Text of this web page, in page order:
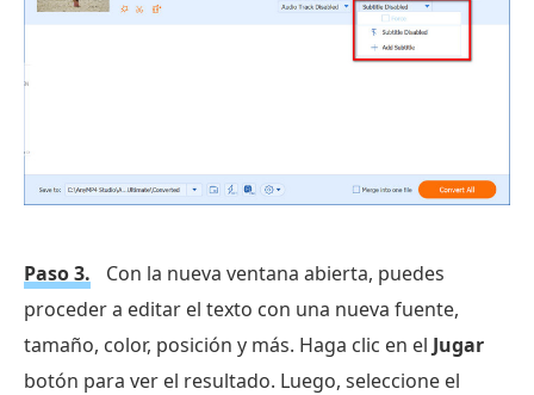
Paso 3.
Con la nueva ventana abierta, puedes
proceder a editar el texto con una nueva fuente,
tamaño, color, posición y más. Haga clic en el Jugar
botón para ver el resultado. Luego, seleccione el